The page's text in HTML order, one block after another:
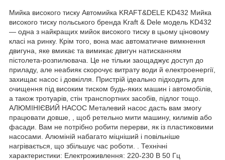
Мийка високого тиску Автомийка KRAFT&DELE KD432 Мийка
високого тиску польського бренда Kraft & Dele модель KD432
— одна з найкращих мийок високого тиску в цьому ціновому
класі на ринку. Крім того, вона має автоматичне вимкнення
двигуна, яке вмикає та вимикає двигун натисканням
пістолета-розпилювача. Це не тільки заощаджує доступ до
приладу, але неабияк скорочує витрату води й електроенергії,
захищає насос і довкілля. Пристрій ідеально підходить для
очищення під високим тиском будь-яких машин і автомобілів,
а також тротуарів, стін транспортних засобів, підлог тощо.
АЛЮМІНІЄВИЙ НАСОС Металевий насос дасть вам змогу
працювати довше, , щоб ретельно мити машину, килимів або
фасади. Вам не потрібно робити перерви, як із пластиковими
насосами. Алюміній набагато міцніший і повільніше
нагрівається, що збільшує час роботи. . Технічні
характеристики: Електроживлення: 220-230 В 50 Гц